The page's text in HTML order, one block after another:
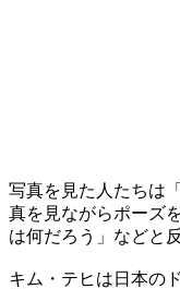
写真を見た人たちは
真を見ながらポーズ
は何だろう」などと
キム・テヒは日本の